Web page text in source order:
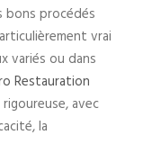
bons procédés
vrai
variés ou dans
Restauration
avec
la